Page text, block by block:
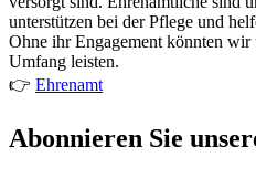
unterstützen bei der Pflege und
Ohne ihr Engagement könnten
Umfang leisten.
👉 Ehrenamt
Abonnieren Sie